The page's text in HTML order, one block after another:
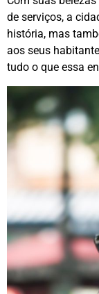
de serviços, a
história, mas
aos seus
tudo o que essa